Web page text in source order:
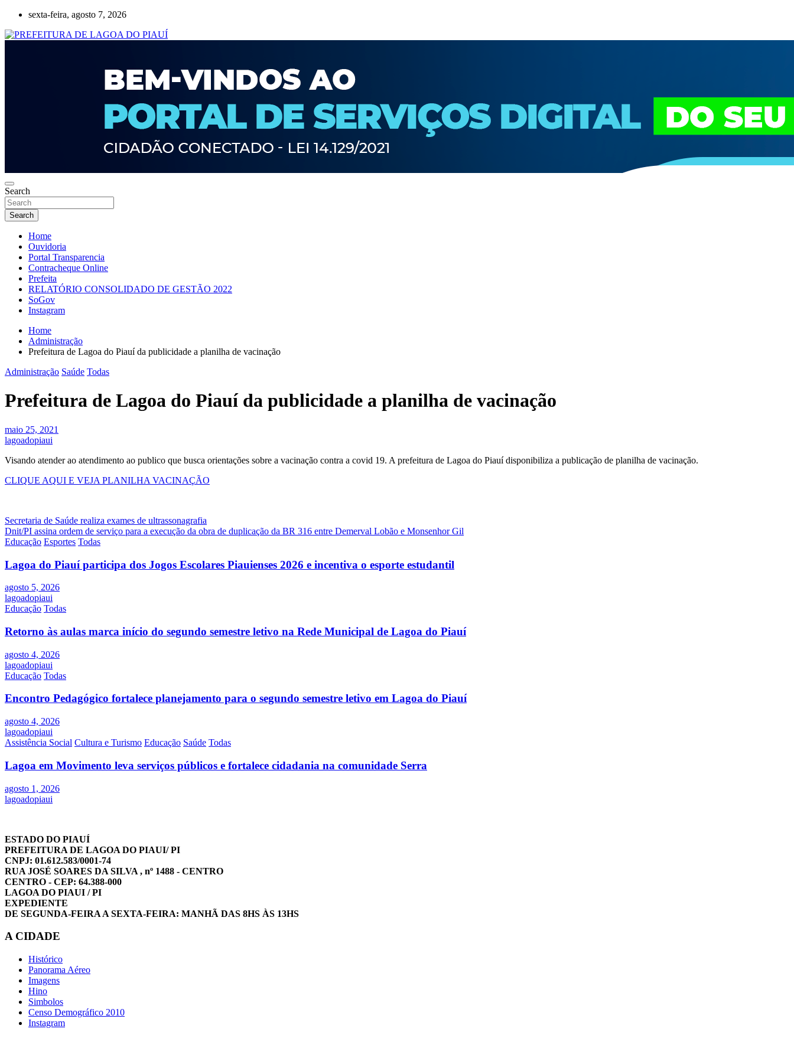
Skip
content
sexta-feira, agosto 7, 2026
Search
Search
Home
Ouvidoria
Portal Transparencia
Contracheque Online
Prefeita
RELATÓRIO CONSOLIDADO DE GESTÃO 2022
SoGov
Instagram
Home
Administração
Prefeitura de Lagoa do Piauí da publicidade a planilha de vacinação
Administração Saúde Todas
Prefeitura de Lagoa do Piauí da publicidade a planilha de vacinação
maio 25, 2021
lagoadopiaui
Visando atender ao atendimento ao publico que busca orientações sobre a vacinação contra a covid 19. A prefeitura de Lagoa do Piauí disponibiliza a publicação de planilha de vacinação.
CLIQUE AQUI E VEJA PLANILHA VACINAÇÃO
Navegação
de
Secretaria de Saúde realiza exames de ultrassonagrafia
Dnit/PI assina ordem de serviço para a execução da obra de duplicação da BR 316 entre Demerval Lobão e Monsenhor Gil
Educação Esportes Todas
Lagoa do Piauí participa dos Jogos Escolares Piauienses 2026 e incentiva o esporte estudantil
agosto 5, 2026
lagoadopiaui
Educação Todas
Retorno às aulas marca início do segundo semestre letivo na Rede Municipal de Lagoa do Piauí
agosto 4, 2026
lagoadopiaui
Educação Todas
Encontro Pedagógico fortalece planejamento para o segundo semestre letivo em Lagoa do Piauí
agosto 4, 2026
lagoadopiaui
Assistência Social Cultura e Turismo Educação Saúde Todas
Lagoa em Movimento leva serviços públicos e fortalece cidadania na comunidade Serra
agosto 1, 2026
lagoadopiaui
ESTADO DO PIAUÍ
PREFEITURA DE LAGOA DO PIAUI/ PI
CNPJ: 01.612.583/0001-74
RUA JOSÉ SOARES DA SILVA , nº 1488 - CENTRO
CENTRO - CEP: 64.388-000
LAGOA DO PIAUI / PI
EXPEDIENTE
DE SEGUNDA-FEIRA A SEXTA-FEIRA: MANHÃ DAS 8HS ÀS 13HS
A CIDADE
Histórico
Panorama Aéreo
Imagens
Hino
Simbolos
Censo Demográfico 2010
Instagram